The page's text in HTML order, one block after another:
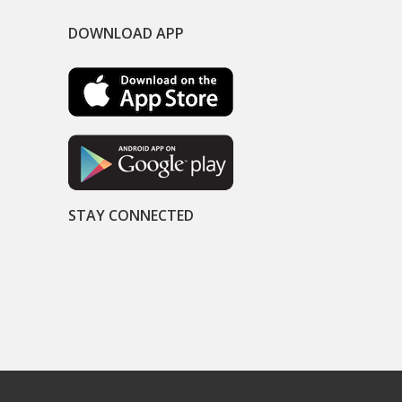
DOWNLOAD APP
STAY CONNECTED